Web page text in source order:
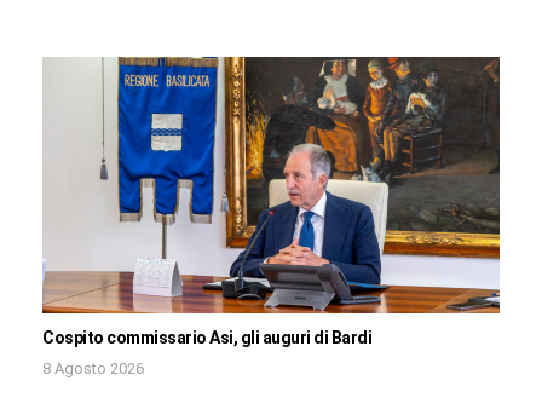
Cospito commissario Asi, gli auguri di Bardi
8 Agosto 2026